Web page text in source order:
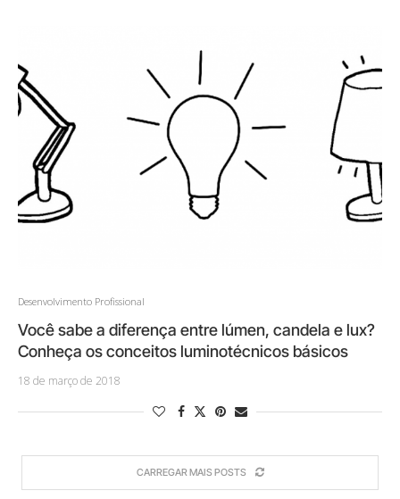
Desenvolvimento Profissional
Você sabe a diferença entre lúmen, candela e lux?
Conheça os conceitos luminotécnicos básicos
18 de março de 2018
CARREGAR MAIS POSTS